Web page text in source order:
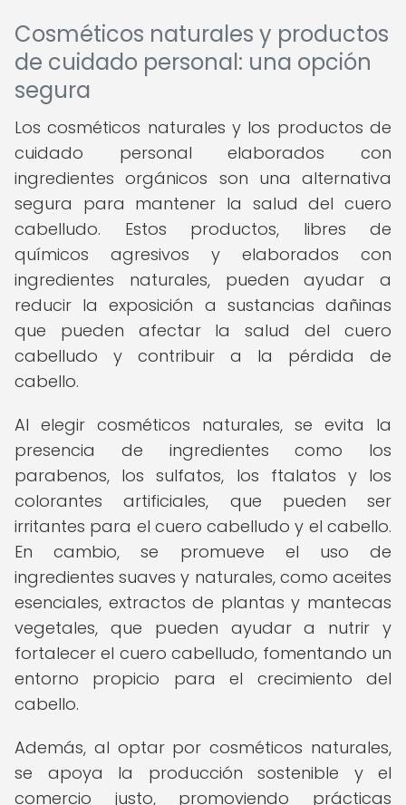
Cosméticos naturales y productos
de cuidado personal: una opción
segura
Los cosméticos naturales y los productos de
cuidado personal elaborados con
ingredientes orgánicos son una alternativa
segura para mantener la salud del cuero
cabelludo. Estos productos, libres de
químicos agresivos y elaborados con
ingredientes naturales, pueden ayudar a
reducir la exposición a sustancias dañinas
que pueden afectar la salud del cuero
cabelludo y contribuir a la pérdida de
cabello.
Al elegir cosméticos naturales, se evita la
presencia de ingredientes como los
parabenos, los sulfatos, los ftalatos y los
colorantes artificiales, que pueden ser
irritantes para el cuero cabelludo y el cabello.
En cambio, se promueve el uso de
ingredientes suaves y naturales, como aceites
esenciales, extractos de plantas y mantecas
vegetales, que pueden ayudar a nutrir y
fortalecer el cuero cabelludo, fomentando un
entorno propicio para el crecimiento del
cabello.
Además, al optar por cosméticos naturales,
se apoya la producción sostenible y el
comercio justo, promoviendo prácticas